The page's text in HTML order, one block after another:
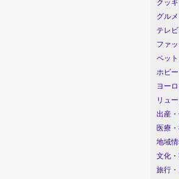
クッ
グルメ
テレ
ファ
ペット
ホビー
ヨー
リュ
出産
医療
地域
文化
旅行